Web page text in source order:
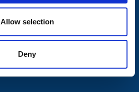
Allow selection
Deny